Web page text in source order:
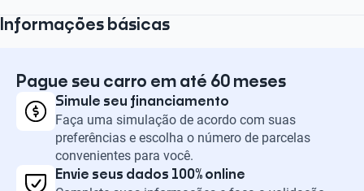
Informações básicas
Pague seu carro em até 60 meses
Simule seu financiamento
Faça uma simulação de acordo com suas
preferências e escolha o número de parcelas
convenientes para você.
Envie seus dados 100% online